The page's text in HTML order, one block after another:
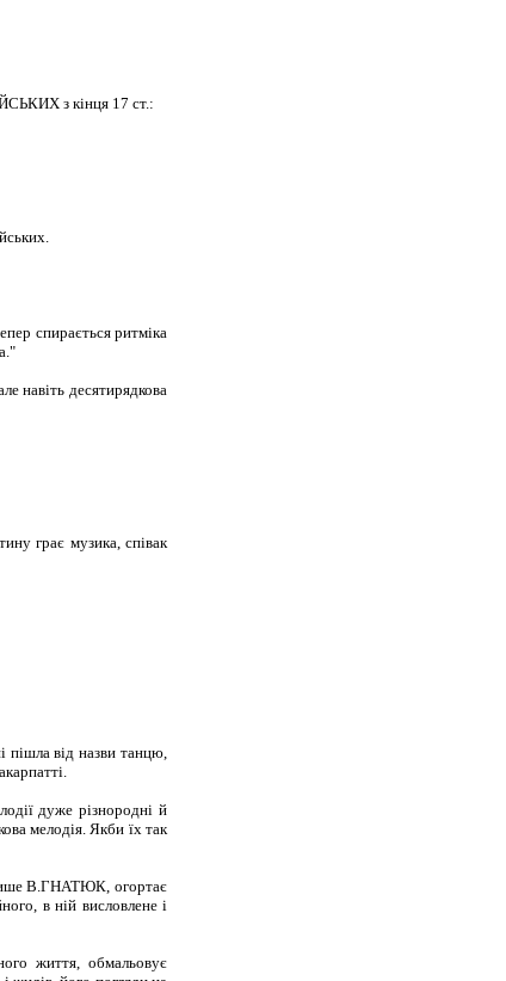
з кінця 17 ст.:
спирається ритміка
навіть десятирядкова
грає музика, співак
від назви танцю,
дуже різнородні й
мелодія. Якби їх так
пише В.ГНАТЮК, огортає
в ній висловлене і
життя, обмальовує